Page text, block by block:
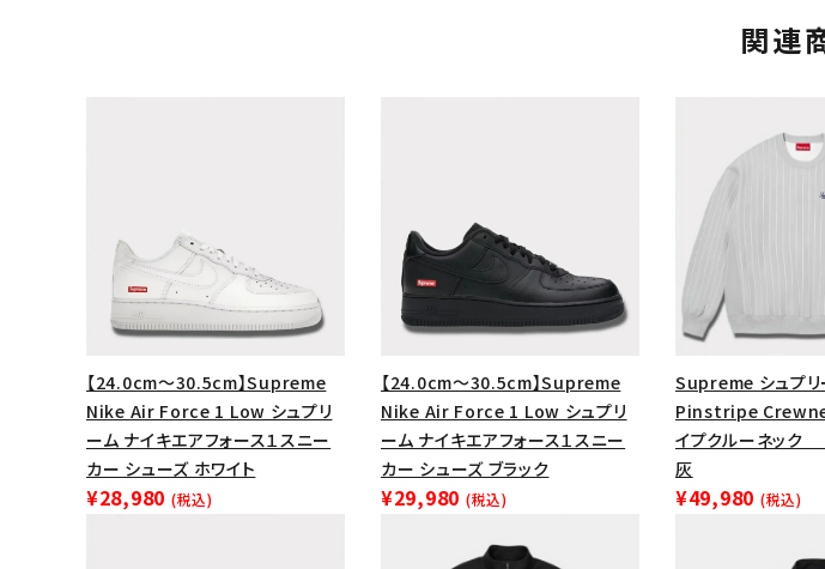
search
カテゴリーから探す
シーズンから探す 価格から探す
円 ～
在庫のない商
関連
【24.0cm～30.5cm】Supreme
Nike Air Force 1 Low シュプリ
ーム ナイキエアフォース１スニー
カー シューズ ホワイト
¥28,980 (税込)
【24.0cm～30.5cm】Supreme
Nike Air Force 1 Low シュプリ
ーム ナイキエアフォース１スニー
カー シューズ ブラック
¥29,980 (税込)
Supreme シュプ
Pinstripe
イプクルーネック
灰
¥49,980 (税込)